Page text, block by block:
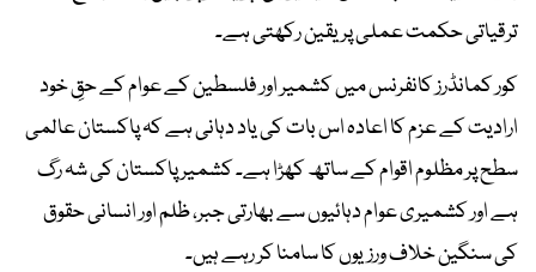
ترقیاتی حکمت عملی پر یقین رکھتی ہے۔
کور کمانڈرز کانفرنس میں کشمیر اور فلسطین کے عوام کے حقِ خود
ارادیت کے عزم کا اعادہ اس بات کی یاد دہانی ہے کہ پاکستان عالمی
سطح پر مظلوم اقوام کے ساتھ کھڑا ہے۔ کشمیر پاکستان کی شہ رگ
ہے اور کشمیری عوام دہائیوں سے بھارتی جبر، ظلم اور انسانی حقوق
کی سنگین خلاف ورزیوں کا سامنا کر رہے ہیں۔